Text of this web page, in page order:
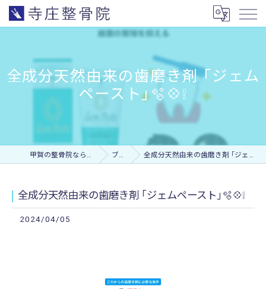
全成分天然由来の歯磨き剤 ｢ジェム
ペースト｣🫧💠❕
甲賀の整骨院なら寺庄整骨院 ブログ 全成分天然由来の歯磨き剤 ｢ジェムペースト｣🫧💠❕
全成分天然由来の歯磨き剤 ｢ジェムペースト｣🫧💠❕
2024/04/05